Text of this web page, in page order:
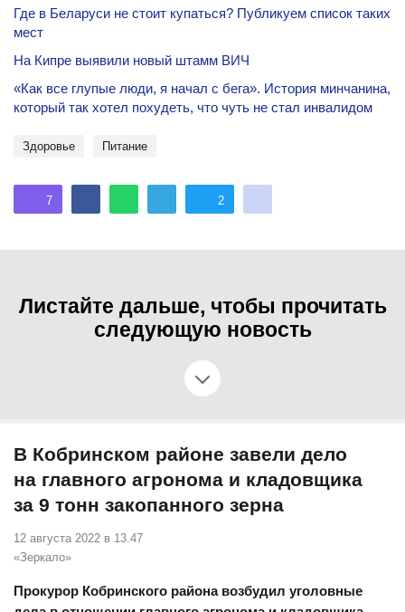
Где в Беларуси не стоит купаться? Публикуем список таких
мест
На Кипре выявили новый штамм ВИЧ
«Как все глупые люди, я начал с бега». История минчанина,
который так хотел похудеть, что чуть не стал инвалидом
здоровье Питание
7 2
Листайте дальше, чтобы прочитать
следующую новость